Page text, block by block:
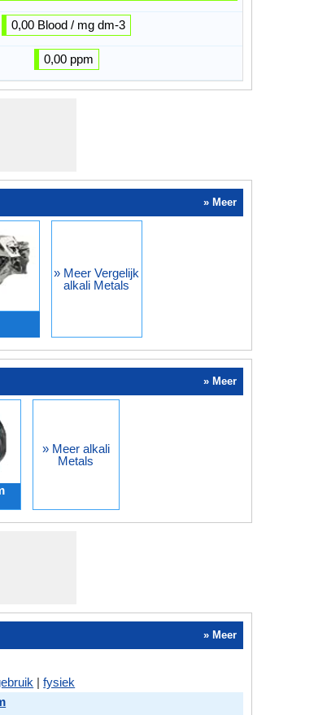
0,00 Blood / mg dm-3
0,00 ppm
» Meer
» Meer Vergelijk
alkali Metals
» Meer
» Meer alkali
Metals
» Meer
|fysiek